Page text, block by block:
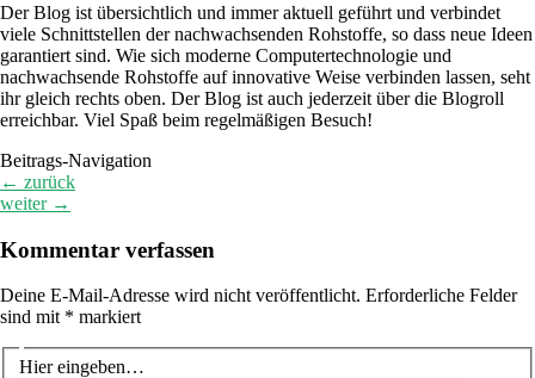
Der Blog ist übersichtlich und immer aktuell geführt und verbindet
viele Schnittstellen der nachwachsenden Rohstoffe, so dass neue Ideen
garantiert sind. Wie sich moderne Computertechnologie und
nachwachsende Rohstoffe auf innovative Weise verbinden lassen, seht
ihr gleich rechts oben. Der Blog ist auch jederzeit über die Blogroll
erreichbar. Viel Spaß beim regelmäßigen Besuch!
Beitrags-Navigation
← zurück
weiter →
Kommentar verfassen
Deine E-Mail-Adresse wird nicht veröffentlicht. Erforderliche Felder
sind mit * markiert
Hier eingeben…